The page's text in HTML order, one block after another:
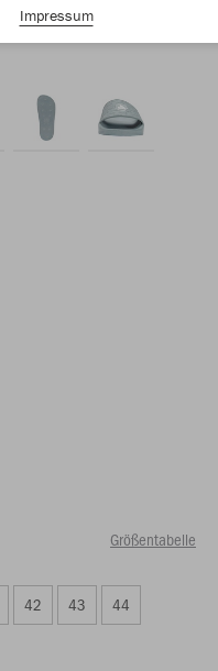
Größentabelle
42 43 44
Impressum